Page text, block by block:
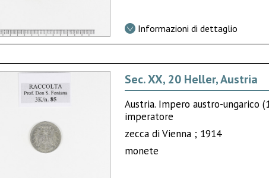
Informazioni di dettaglio
Sec. XX, 20 Heller, Austria
Austria. Impero austro-ungarico
imperatore
zecca di Vienna ; 1914
monete